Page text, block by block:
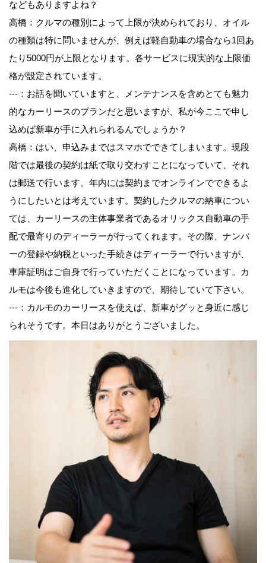
などもありますよね？
高橋：クルマの種別によって上限が決められており、オイル
の種類は特に問いませんが、例えば軽自動車の場合なら1回あ
たり5000円が上限となります。各サービスに現実的な上限価
格が設定されています。
---：お話を聞いていますと、メンテナンスを含めとても魅力
的なカーリースのプランだと思いますが、私が今ここで申し
込めば新車が手に入れられるんでしょうか？
高橋：はい、申込みまではスマホでできてしまいます。現段
階では最後の契約は紙で取り交わすことになっていて、それ
は郵送で行います。年内には契約までオンラインでできるよ
うにしたいとは考えています。契約したクルマの納車につい
ては、カーリースの主体事業者であるオリックス自動車の手
配で最寄りのディーラーが行ってくれます。その際、ナンバ
ーの登録や納税といった手続きはディーラーで行いますが、
車庫証明はご自身で行っていただくことになっています。カ
ルモは今後も進化していきますので、期待していて下さい。
---：カルモのカーリースを使えば、新車がグッと身近に感じ
られそうです。本日はありがとうございました。